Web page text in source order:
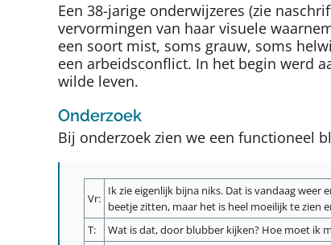
Een 38-jarige onderwijzeres (zie
vervormingen van haar visuele
een soort mist, soms grauw, soms
een arbeidsconflict. In het begin werd
wilde leven.
Onderzoek
Bij onderzoek zien we een functioneel
Vr:
Ik zie eigenlijk bijna niks. Dat is vandaag
beetje zitten, maar het is heel moeilijk te zien
T:
Wat is dat, door blubber kijken? Hoe moet ik